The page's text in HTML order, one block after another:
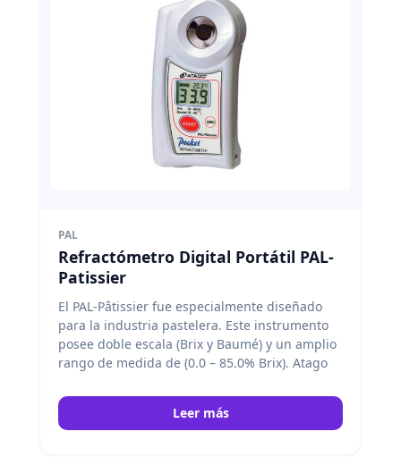
PAL
Refractómetro Digital Portátil PAL-
Patissier
El PAL-Pâtissier fue especialmente diseñado
para la industria pastelera. Este instrumento
posee doble escala (Brix y Baumé) y un amplio
rango de medida de (0.0 – 85.0% Brix). Atago
Leer más